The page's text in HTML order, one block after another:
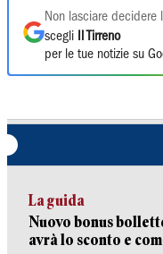
Non lasciare decidere
scegli
Il Tirreno
per le tue notizie su
La guida
Nuovo bonus
avrà lo sconto e